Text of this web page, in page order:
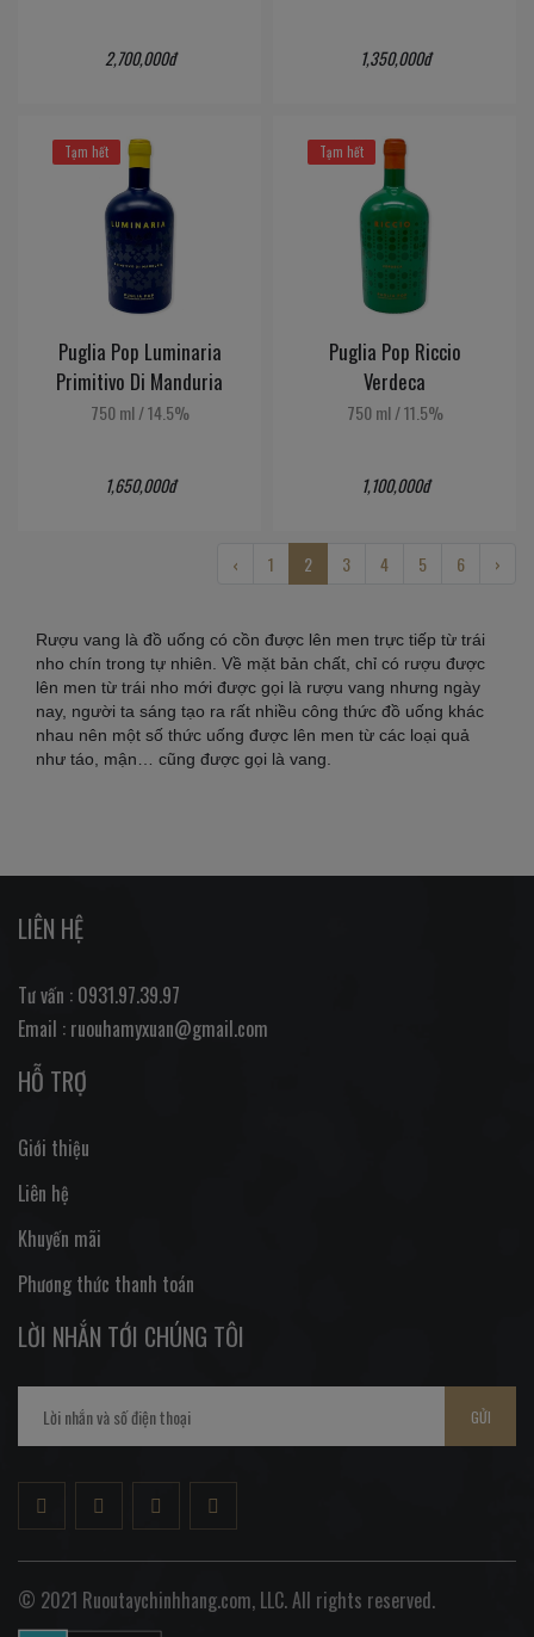
2,700,000đ 1,350,000đ
Tạm hết
Puglia Pop Luminaria
Primitivo Di Manduria
750 ml /14.5%
1,650,000đ
Tạm hết
Puglia Pop Riccio
Verdeca
750 ml /11.5%
1,100,000đ
‹ 1 2 3 4 5 6 ›
Rượu vang là đồ uống có cồn được lên men trực tiếp từ trái
nho chín trong tự nhiên. Về mặt bản chất, chỉ có rượu được
lên men từ trái nho mới được gọi là rượu vang nhưng ngày
nay, người ta sáng tạo ra rất nhiều công thức đồ uống khác
nhau nên một số thức uống được lên men từ các loại quả
như táo, mận… cũng được gọi là vang.
LIÊN HỆ
Tư vấn : 0931.97.39.97
Email : ruouhamyxuan@gmail.com
HỖ TRỢ
Giới thiệu
Liên hệ
Khuyến mãi
Phương thức thanh toán
LỜI NHẮN TỚI CHÚNG TÔI
GỬI
© 2021 Ruoutaychinhhang.com, LLC. All rights reserved.